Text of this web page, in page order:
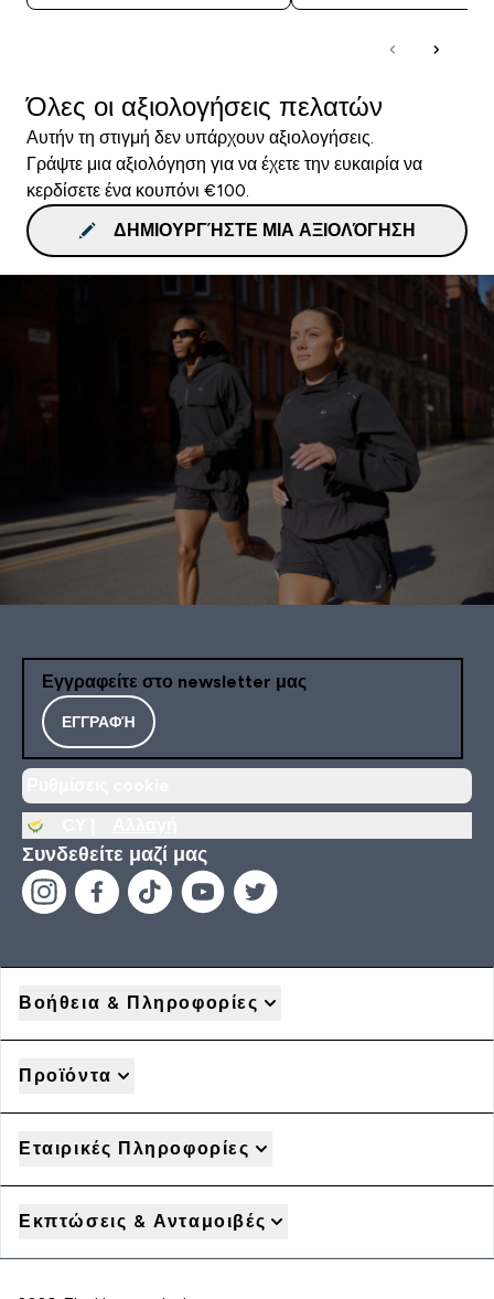
Όλες οι αξιολογήσεις πελατών
Αυτήν τη στιγμή δεν υπάρχουν αξιολογήσεις.
Γράψτε μια αξιολόγηση για να έχετε την ευκαιρία να
κερδίσετε ένα κουπόνι €100.
ΔΗΜΙΟΥΡΓΉΣΤΕ ΜΙΑ ΑΞΙΟΛΌΓΗΣΗ
Εγγραφείτε στο newsletter μας
ΕΓΓΡΑΦΉ
Συνδεθείτε μαζί μας
Βοήθεια & Πληροφορίες
Προϊόντα
Εταιρικές Πληροφορίες
Εκπτώσεις & Ανταμοιβές